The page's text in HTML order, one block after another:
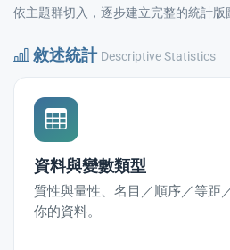
依主題群切入，逐步建立完整的統計版
敘述統計 Descriptive Statistics
資料與變數類型
質性與量性、名目／順序／等
你的資料。